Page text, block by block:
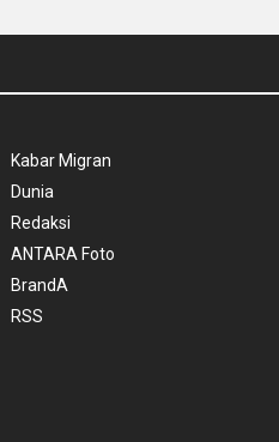
Kabar Migran
Dunia
Redaksi
ANTARA Foto
BrandA
RSS